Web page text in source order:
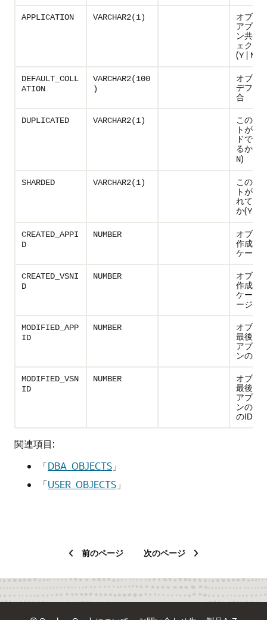
APPLICATION VARCHAR2(1)
オブジ
アプリ
ン共通
ェクト
(Y | N
DEFAULT_COLL
ATION
VARCHAR2(100
)
オブジ
デフォ
合
DUPLICATED VARCHAR2(1)
このオ
トがこ
ドで重
るかど
N)
SHARDED VARCHAR2(1)
このオ
トがシ
れてい
か(Y
CREATED_APPI
D
NUMBER
オブジ
作成し
ケーシ
CREATED_VSNI
D
NUMBER
オブジ
作成し
ケーシ
ージョ
MODIFIED_APP
ID
NUMBER
オブジ
最後に
アプリ
ンのID
MODIFIED_VSN
ID
NUMBER
オブジ
最後に
アプリ
ンのバ
のID
関連項目:
「DBA_OBJECTS 」
「USER_OBJECTS 」
前のページ 次のページ